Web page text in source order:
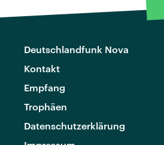
Deutschlandfunk Nova
Kontakt
Empfang
Trophäen
Datenschutzerklärung